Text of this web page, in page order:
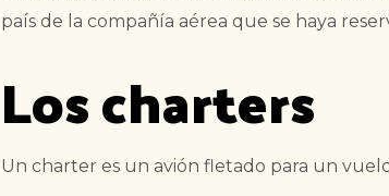
país de la compañía aérea que se haya
Los charters
Un charter es un avión fletado para un